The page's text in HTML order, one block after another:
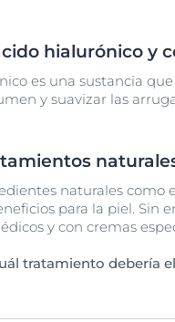
hialurónico y
es una sustancia
y suavizar las
naturales como
para la piel. Sin
y con cremas
tratamiento debería